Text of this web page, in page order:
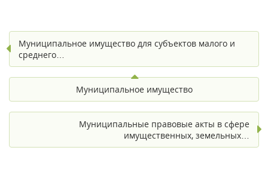
Муниципальное имущество для субъектов малого и
среднего…
Муниципальное имущество
Муниципальные правовые акты в сфере
имущественных, земельных…